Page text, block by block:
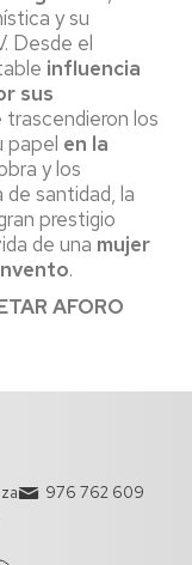
y su
Desde el
influencia
sus
trascendieron los
papel en la
y los
santidad, la
prestigio
de una mujer
.
AFORO
976 762 609